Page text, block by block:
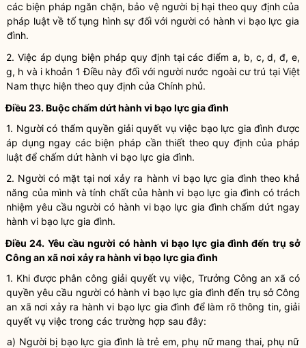
các biện pháp ngăn chặn, bảo vệ người bị hại theo quy định của
pháp luậtvề tố tụng hình sự đối với người có hành vi bạo lực gia
đình.
2. Việc áp dụng biện pháp quy định tại các điểm a, b, c, d, đ, e,
g, h và i khoản 1 Điều này đối với người nước ngoài cư trú tại Việt
Nam thực hiện theo quy định của Chính phủ.
Điều 23. Buộc chấm dứthành vi bạo lực gia đình
1. Người có thẩmquyền giải quyết vụ việc bạo lực gia đình được
áp dụng ngay các biện pháp cần thiết theo quy định của pháp
luật để chấm dứt hành vi bạo lực gia đình.
2. Người có mặt tại nơi xảy ra hành vi bạo lực gia đìnhtheo khả
năng của mình và tính chất của hành vi bạo lực gia đình có trách
nhiệm yêu cầu người có hành vi bạo lực gia đìnhchấm dứt ngay
hành vi bạo lực gia đình.
Điều 24. Yêu cầu người cóhành vi bạo lực gia đình đến trụ sở
Công an xã nơi xảy rahành vi bạo lực gia đình
1. Khi được phân công giải quyết vụ việc, Trưởng Công an xã có
quyền yêu cầu người có hành vi bạo lực gia đình đến trụ sở Công
an xã nơi xảy ra hành vi bạo lực gia đình để làm rõ thông tin, giải
quyết vụ việc trong các trường hợp sau đây:
a) Người bị bạo lực gia đình là trẻ em, phụ nữ mang thai, phụ nữ